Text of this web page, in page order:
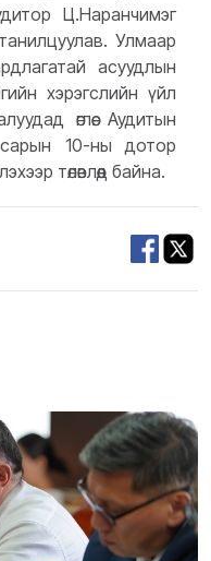
Ц.Наранчимэг
танилцуулав. Улмаар
асуудлын
хэрэгслийн үйл
өглөө. Аудитын
10-ны дотор
төлөвлөөд байна.